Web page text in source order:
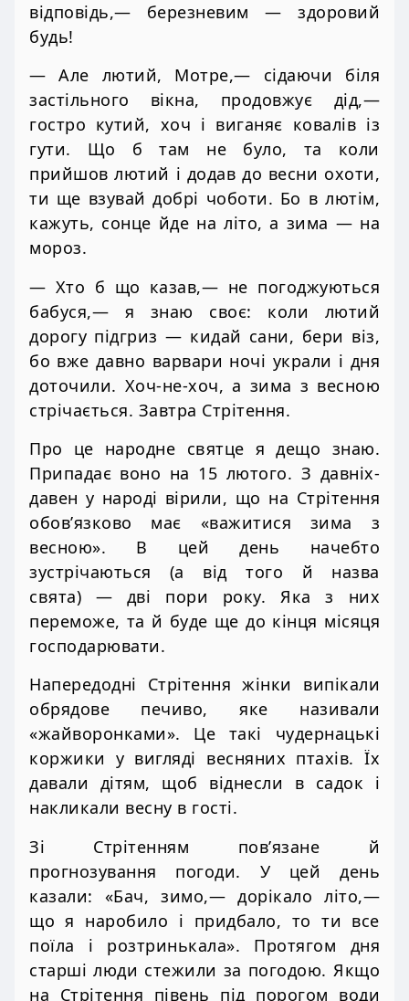
відповідь,— березневим — здоровий
будь!
— Але лютий, Мотре,— сідаючи біля
застільного вікна, продовжує дід,—
гостро кутий, хоч і виганяє ковалів із
гути. Що б там не було, та коли
прийшов лютий і додав до весни охоти,
ти ще взувай добрі чоботи. Бо в лютім,
кажуть, сонце йде на літо, а зима — на
мороз.
— Хто б що казав,— не погоджуються
бабуся,— я знаю своє: коли лютий
дорогу підгриз — кидай сани, бери віз,
бо вже давно варвари ночі украли і дня
доточили. Хоч-не-хоч, а зима з весною
стрічається. Завтра Стрітення.
Про це народне святце я дещо знаю.
Припадає воно на 15 лютого. З давніх-
давен у народі вірили, що на Стрітення
обов’язково має «важитися зима з
весною». В цей день начебто
зустрічаються (а від того й назва
свята) — дві пори року. Яка з них
переможе, та й буде ще до кінця місяця
господарювати.
Напередодні Стрітення жінки випікали
обрядове печиво, яке називали
«жайворонками». Це такі чудернацькі
коржики у вигляді весняних птахів. Їх
давали дітям, щоб віднесли в садок і
накликали весну в гості.
Зі Стрітенням пов’язане й
прогнозування погоди. У цей день
казали: «Бач, зимо,— дорікало літо,—
що я наробило і придбало, то ти все
поїла і розтринькала». Протягом дня
старші люди стежили за погодою. Якщо
на Стрітення півень під порогом води